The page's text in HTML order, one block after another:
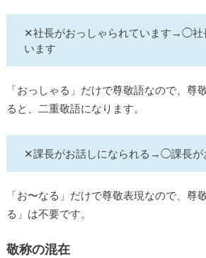
✕社長がおっしゃられています→◯社
います
「おっしゃる」だけで尊敬語なので、尊
ると、二重敬語になります。
✕課長がお話しになられる→◯課長が
「お〜なる」だけで尊敬表現なので、尊
る」は不要です。
敬称の混在